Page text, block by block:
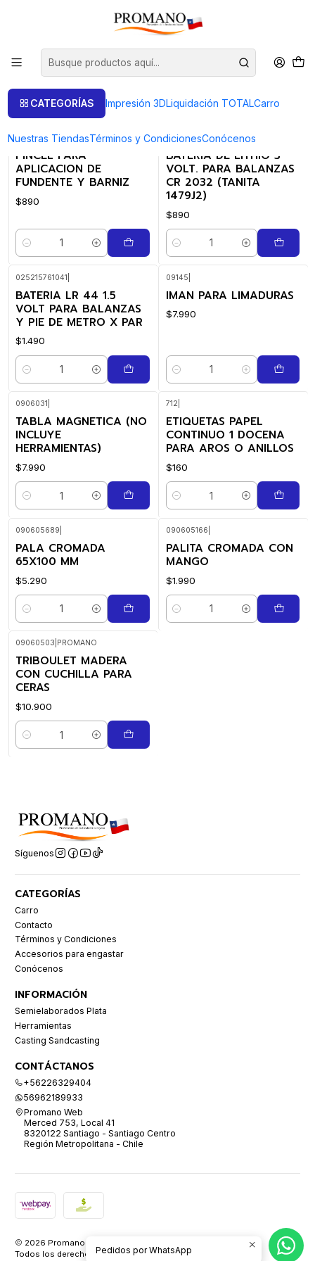
CATEGORÍAS Impresión 3DLiquidación TOTALCarro
Nuestras TiendasTérminos y CondicionesConócenos
Casting Sandcasting Insumos
Accesorios
FILTROS
090605017|
PINCEL PARA
APLICACION DE
FUNDENTE Y BARNIZ
$890
Cantidad
025215736483|
BATERIA DE LITHIO 3
VOLT. PARA BALANZAS
CR 2032 (TANITA
1479J2)
$890
Cantidad
025215761041
BATERIA LR 44 1.5
VOLT PARA BALANZAS
Y PIE DE METRO X PAR
$1.490
Cantidad
09145
IMAN PARA LIMADURAS
$7.990
Cantidad
0906031
TABLA MAGNETICA (NO
INCLUYE
HERRAMIENTAS)
$7.990
Cantidad
712
ETIQUETAS PAPEL
CONTINUO 1 DOCENA
PARA AROS O ANILLOS
$160
Cantidad
090605689
PALA CROMADA
65X100 MM
$5.290
Cantidad
090605166
PALITA CROMADA CON
MANGO
$1.990
Cantidad
09060503 PROMANO
TRIBOULET MADERA
CON CUCHILLA PARA
CERAS
$10.900
Cantidad
Síguenos
CATEGORÍAS
Carro
Contacto
Términos y Condiciones
Accesorios para engastar
Conócenos
INFORMACIÓN
Semielaborados Plata
Herramientas
Casting Sandcasting
CONTÁCTANOS
+56226329404
56962189933
Promano Web
Merced 753, Local 41
8320122 Santiago - Santiago Centro
Región Metropolitana - Chile
2026 Promano.
Todos los derechos reservados. Desarrollado por Jumpseller
Pedidos por WhatsApp